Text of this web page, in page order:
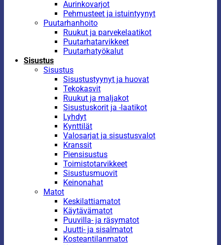
Aurinkovarjot
Pehmusteet ja istuintyynyt
Puutarhanhoito
Ruukut ja parvekelaatikot
Puutarhatarvikkeet
Puutarhatyökalut
Sisustus
Sisustus
Sisustustyynyt ja huovat
Tekokasvit
Ruukut ja maljakot
Sisustuskorit ja -laatikot
Lyhdyt
Kynttilät
Valosarjat ja sisustusvalot
Kranssit
Piensisustus
Toimistotarvikkeet
Sisustusmuovit
Keinonahat
Matot
Keskilattiamatot
Käytävämatot
Puuvilla- ja räsymatot
Juutti- ja sisalmatot
Kosteantilanmatot